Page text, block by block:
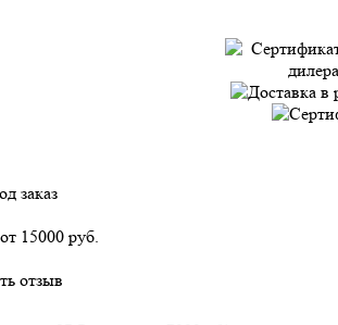
заказ
15000 руб.
отзыв